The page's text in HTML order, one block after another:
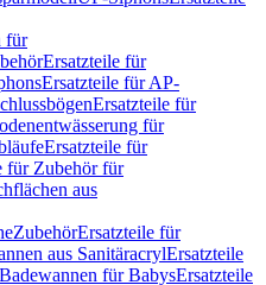
für
Ersatzteile für
Ersatzteile für AP-
Ersatzteile für
für
Ersatzteile für
für Zubehör für
aus
ZubehörErsatzteile für
aus SanitäracrylErsatzteile
Badewannen für BabysErsatzteile